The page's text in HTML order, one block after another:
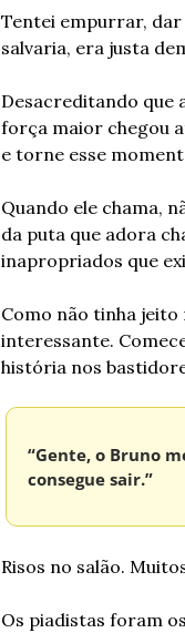
Tentei empurrar, dar
salvaria, era justa
Desacreditando que
força maior chegou
e torne esse
Quando ele chama,
da puta que adora
inapropriados que
Como não tinha jeito
interessante.
história nos
“Gente, o Bruno
consegue sair.”
Risos no salão.
Os piadistas foram